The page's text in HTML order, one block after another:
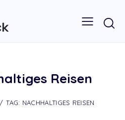
Reisen
TAG: NACHHALTIGES REISEN